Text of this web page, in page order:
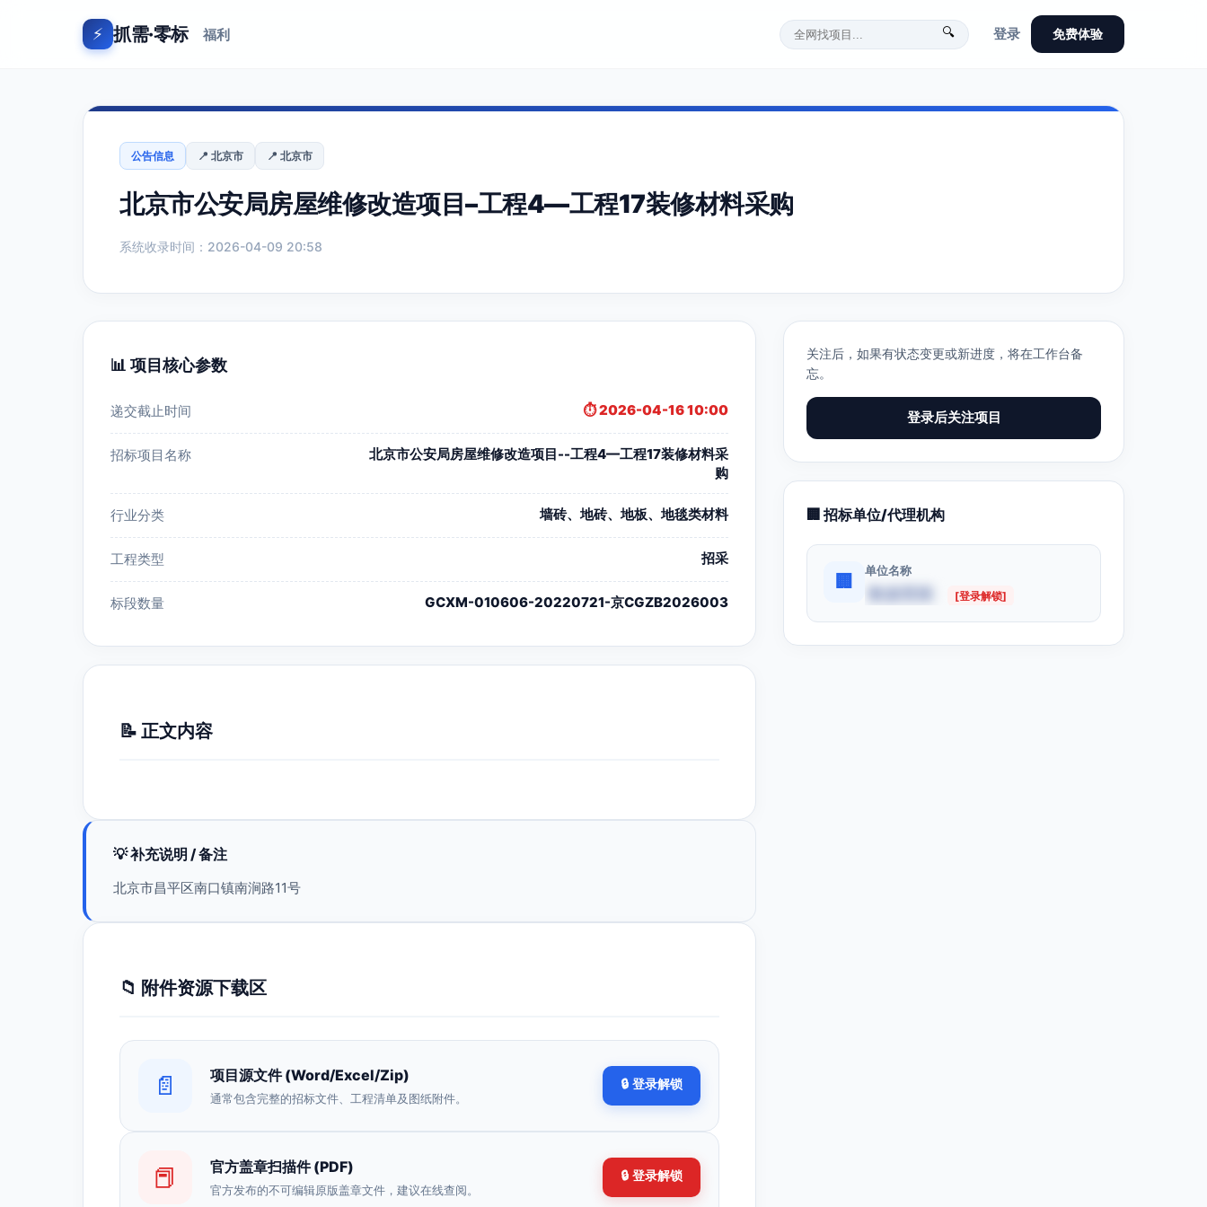
⚡ 抓需·零标 福利 🔍 登录 免费体验
公告信息 📍 北京市 📍 北京市
北京市公安局房屋维修改造项目–工程4—工程17装修材料采购
系统收录时间：2026-04-09 20:58
📊 项目核心参数
递交截止时间 ⏱️ 2026-04-16 10:00
招标项目名称
北京市公安局房屋维修改造项目--工程4—工程17装修材料采
购
行业分类 墙砖、地砖、地板、地毯类材料
工程类型 招采
标段数量 GCXM-010606-20220721-京CGZB2026003
📝 正文内容
💡 补充说明 / 备注
北京市昌平区南口镇南涧路11号
📁 附件资源下载区
📄 项目源文件 (Word/Excel/Zip)
通常包含完整的招标文件、工程清单及图纸附件。
🔒 登录解锁
📕 官方盖章扫描件 (PDF)
官方发布的不可编辑原版盖章文件，建议在线查阅。
🔒 登录解锁
关注后，如果有状态变更或新进度，将在工作台备
忘。
登录后关注项目
🏢 招标单位/代理机构
🏢
单位名称
[登录解锁]